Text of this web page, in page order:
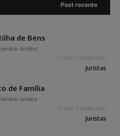
Post recente
de Bens
Jurídico
2 anos, 7 meses atrás
Juristas
de Família
Jurídico
3 anos, 6 meses atrás
Juristas